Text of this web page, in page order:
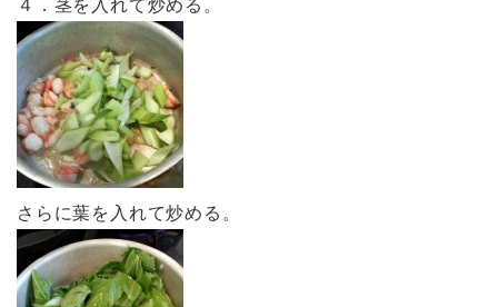
４．茎を入れて炒める。
さらに葉を入れて炒める。